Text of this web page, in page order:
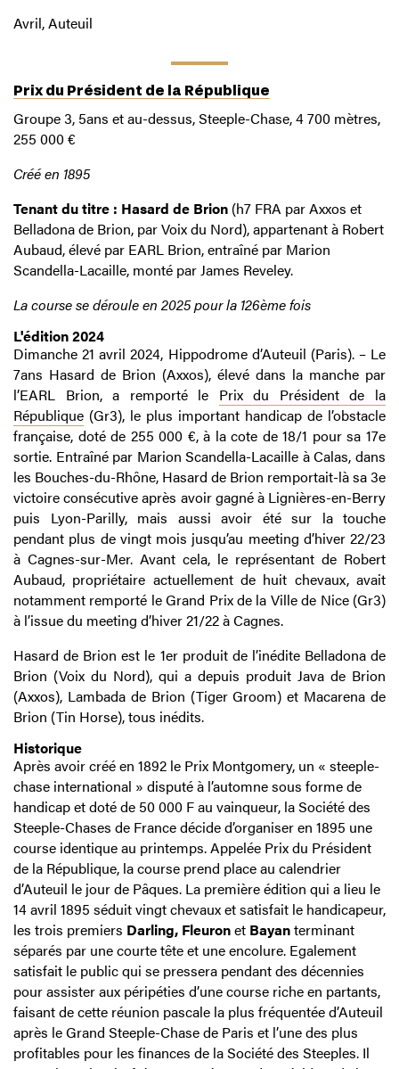
Avril, Auteuil
Prix du Président de la République
Groupe 3, 5ans et au-dessus, Steeple-Chase, 4 700 mètres,
255 000 €
Créé en 1895
Tenant du titre : Hasard de Brion (h7 FRA par Axxos et
Belladona de Brion, par Voix du Nord), appartenant à Robert
Aubaud, élevé par EARL Brion, entraîné par Marion
Scandella-Lacaille, monté par James Reveley.
La course se déroule en 2025 pour la 126ème fois
L'édition 2024
Dimanche 21 avril 2024, Hippodrome d’Auteuil (Paris). – Le
7ans Hasard de Brion (Axxos), élevé dans la manche par
l’EARL Brion, a remporté le Prix du Président de la
République (Gr3), le plus important handicap de l’obstacle
française, doté de 255 000 €, à la cote de 18/1 pour sa 17e
sortie. Entraîné par Marion Scandella-Lacaille à Calas, dans
les Bouches-du-Rhône, Hasard de Brion remportait-là sa 3e
victoire consécutive après avoir gagné à Lignières-en-Berry
puis Lyon-Parilly, mais aussi avoir été sur la touche
pendant plus de vingt mois jusqu’au meeting d’hiver 22/23
à Cagnes-sur-Mer. Avant cela, le représentant de Robert
Aubaud, propriétaire actuellement de huit chevaux, avait
notamment remporté le Grand Prix de la Ville de Nice (Gr3)
à l’issue du meeting d’hiver 21/22 à Cagnes.
Hasard de Brion est le 1er produit de l’inédite Belladona de
Brion (Voix du Nord), qui a depuis produit Java de Brion
(Axxos), Lambada de Brion (Tiger Groom) et Macarena de
Brion (Tin Horse), tous inédits.
Historique
Après avoir créé en 1892 le Prix Montgomery, un « steeple-
chase international » disputé à l’automne sous forme de
handicap et doté de 50 000 F au vainqueur, la Société des
Steeple-Chases de France décide d’organiser en 1895 une
course identique au printemps. Appelée Prix du Président
de la République, la course prend place au calendrier
d’Auteuil le jour de Pâques. La première édition qui a lieu le
14 avril 1895 séduit vingt chevaux et satisfait le handicapeur,
les trois premiers Darling, Fleuronet Bayanterminant
séparés par une courte tête et une encolure. Egalement
satisfait le public qui se pressera pendant des décennies
pour assister aux péripéties d’une course riche en partants,
faisant de cette réunion pascale la plus fréquentée d’Auteuil
après le Grand Steeple-Chase de Paris et l’une des plus
profitables pour les finances de la Société des Steeples. Il